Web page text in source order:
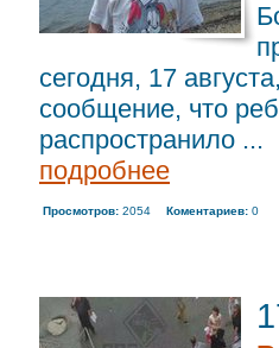
сегодня, 17
сообщение, что
распространило ...
подробнее
Просмотров: 2054 Коментариев: 0